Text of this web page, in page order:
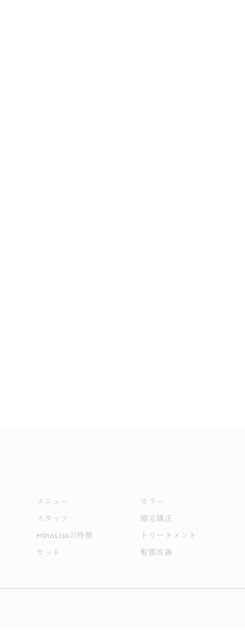
メニュー
スタッフ
MinaLissの特徴
カット
カラー
縮毛矯正
トリートメント
髪質改善